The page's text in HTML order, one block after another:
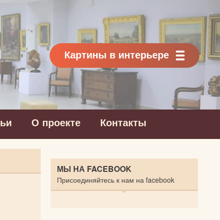
Картины в интерьере
О проекте Контакты
МЫ НА FACEBOOK
Присоединяйтесь к нам на facebook